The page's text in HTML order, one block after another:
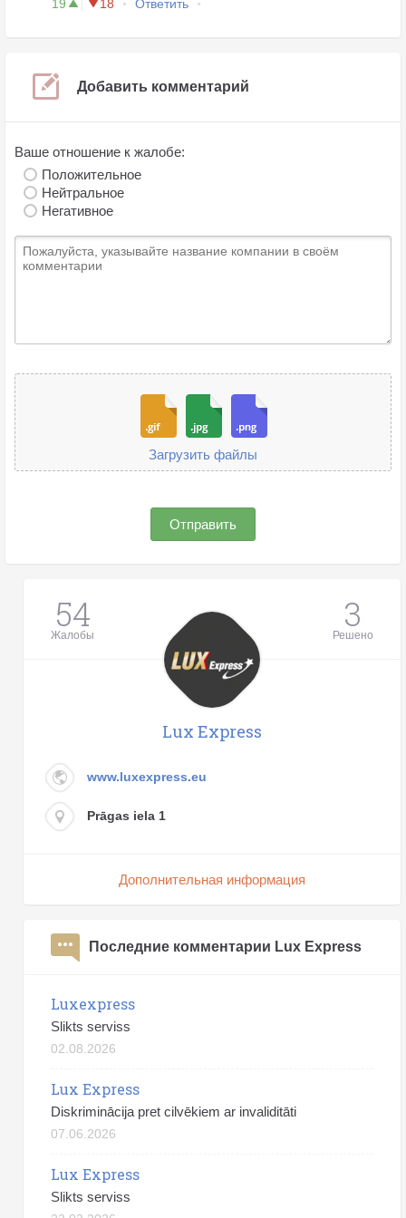
19 18 Ответить
Добавить комментарий
Ваше отношение к жалобе:
Положительное
Нейтральное
Негативное
Загрузить файлы
Отправить
54
Жалобы 3
Решено
Lux Express
www.luxexpress.eu
Prāgas iela 1
Дополнительная информация
Последние комментарии Lux Express
Luxexpress
Slikts serviss
02.08.2026
Lux Express
Diskriminācija pret cilvēkiem ar invaliditāti
07.06.2026
Lux Express
Slikts serviss